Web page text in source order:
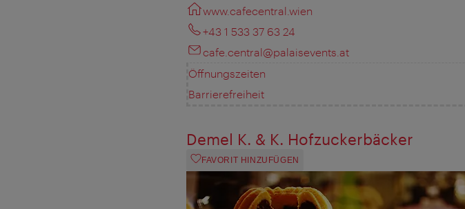
www.cafecentral.wien
+43 1 533 37 63 24
cafe.central@palaisevents.at
Öffnungszeiten
Barrierefreiheit
Demel K. & K. Hofzuckerbäcker
FAVORIT HINZUFÜGEN